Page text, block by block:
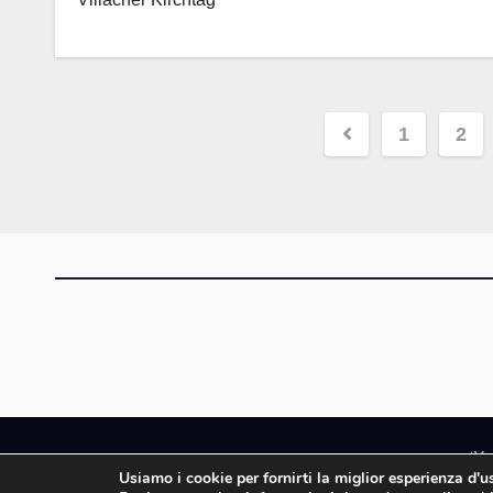
degli
1 2
iMagazine è un
Usiamo i cookie per fornirti la miglior esperienza